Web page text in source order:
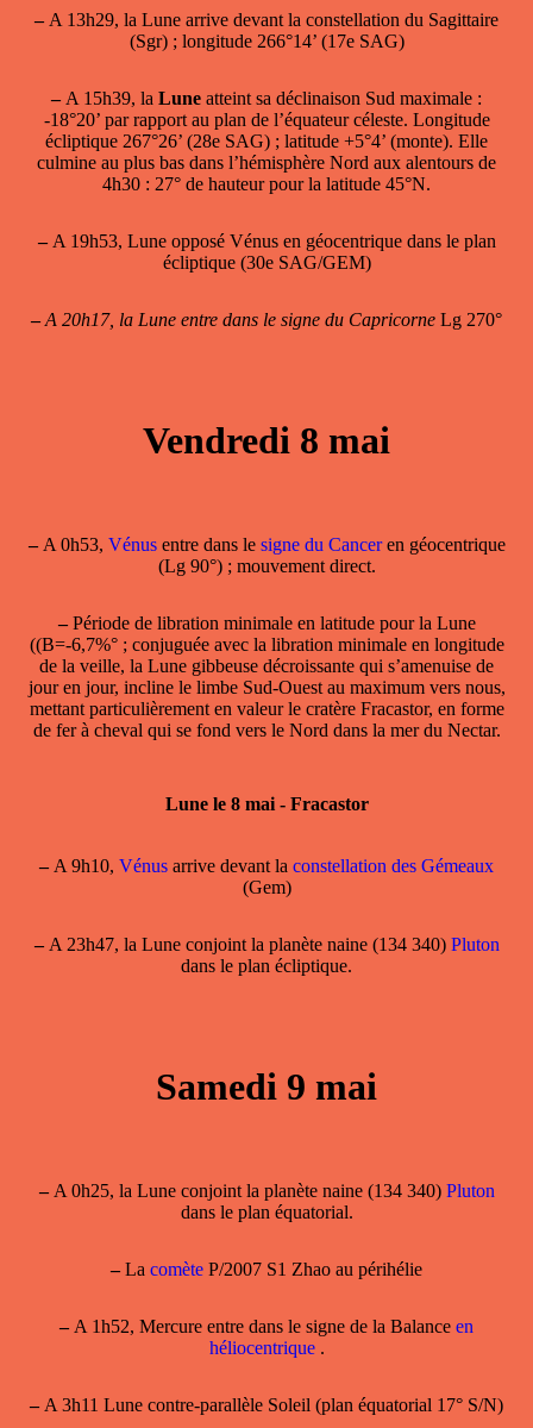
–A 13h29, la Lune arrive devant la constellation du Sagittaire
(Sgr) ; longitude 266°14’ (17e SAG)
–A 15h39, la Lune atteint sa déclinaison Sud maximale :
-18°20’ par rapport au plan de l’équateur céleste. Longitude
écliptique 267°26’ (28e SAG) ; latitude +5°4’ (monte). Elle
culmine au plus bas dans l’hémisphère Nord aux alentours de
4h30 : 27° de hauteur pour la latitude 45°N.
–A 19h53, Lune opposé Vénus en géocentrique dans le plan
écliptique (30e SAG/GEM)
– A 20h17, la Lune entre dans le signe du Capricorne Lg 270°
Vendredi 8 mai
–A 0h53, Vénusentre dans le signe du Canceren géocentrique
(Lg 90°) ; mouvement direct.
–Période de libration minimale en latitude pour la Lune
((B=-6,7%° ; conjuguée avec la libration minimale en longitude
de la veille, la Lune gibbeuse décroissante qui s’amenuise de
jour en jour, incline le limbe Sud-Ouest au maximum vers nous,
mettant particulièrement en valeur le cratère Fracastor, en forme
de fer à cheval qui se fond vers le Nord dans la mer du Nectar.
Lune le 8 mai - Fracastor
–A 9h10, Vénus arrive devant la constellation des Gémeaux
(Gem)
–A 23h47, la Lune conjoint la planète naine (134 340) Pluton
dans le plan écliptique.
Samedi 9 mai
–A 0h25, la Lune conjoint la planète naine (134 340) Pluton
dans le plan équatorial.
–La comète P/2007 S1 Zhao au périhélie
–A 1h52, Mercure entre dans le signe de la Balance en
héliocentrique .
–A 3h11 Lune contre-parallèle Soleil (plan équatorial 17° S/N)